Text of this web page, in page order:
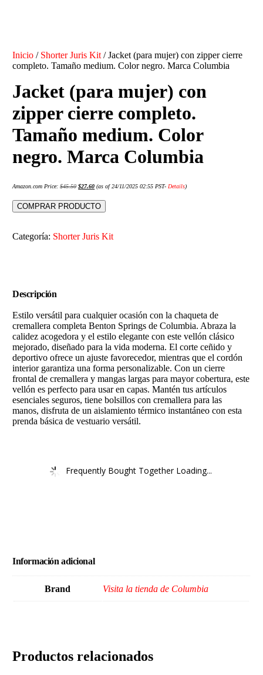
Inicio / Shorter Juris Kit / Jacket (para mujer) con zipper cierre
completo. Tamaño medium. Color negro. Marca Columbia
Jacket (para mujer) con
zipper cierre completo.
Tamaño medium. Color
negro. Marca Columbia
Amazon.com Price:$45.50 $27.60 (as of 24/11/2025 02:55 PST-Details)
COMPRAR PRODUCTO
Categoría: Shorter Juris Kit
Descripción
Estilo versátil para cualquier ocasión con la chaqueta de
cremallera completa Benton Springs de Columbia. Abraza la
calidez acogedora y el estilo elegante con este vellón clásico
mejorado, diseñado para la vida moderna. El corte ceñido y
deportivo ofrece un ajuste favorecedor, mientras que el cordón
interior garantiza una forma personalizable. Con un cierre
frontal de cremallera y mangas largas para mayor cobertura, este
vellón es perfecto para usar en capas. Mantén tus artículos
esenciales seguros, tiene bolsillos con cremallera para las
manos, disfruta de un aislamiento térmico instantáneo con esta
prenda básica de vestuario versátil.
Frequently Bought Together Loading...
Información adicional
Brand Visita la tienda de Columbia
Productos relacionados